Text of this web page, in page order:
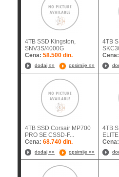
4TB SSD Kingston,
SNV3S/4000G
Cena: 58.500 din.
dodaj »» opsirnije »»
4TB
4TB SSD Corsair MP700
PRO SE CSSD-F...
Cena: 68.740 din.
dodaj »» opsirnije »»
4TB